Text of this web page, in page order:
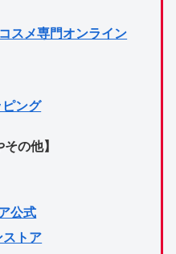
スメ専門オンライン
ング
の他】
公式
ストア